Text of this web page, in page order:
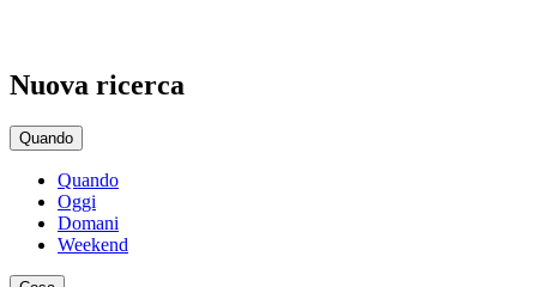
Nuova ricerca
Quando
Quando
Oggi
Domani
Weekend